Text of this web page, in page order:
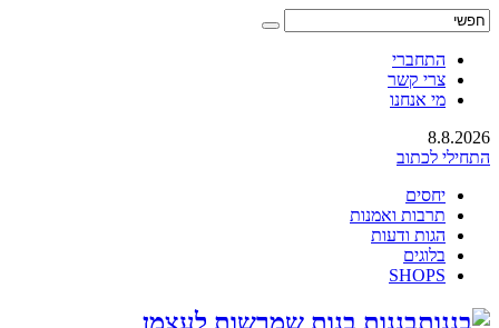
התחברי
צרי קשר
מי אנחנו
8.8.2026
התחילי לכתוב
יחסים
תרבות ואמנות
הגות ודעות
בלוגים
SHOPS